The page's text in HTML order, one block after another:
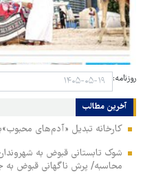
روزنامه:
آخرین مطالب
کارخانه تبدیل «آدم‌های
شوک تابستانی قبوض به
محاسبه/ پرش ناگهانی قبوض به